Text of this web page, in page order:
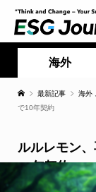
海外
最新記事 海外
で10年契約
ルルレモン
10年契約